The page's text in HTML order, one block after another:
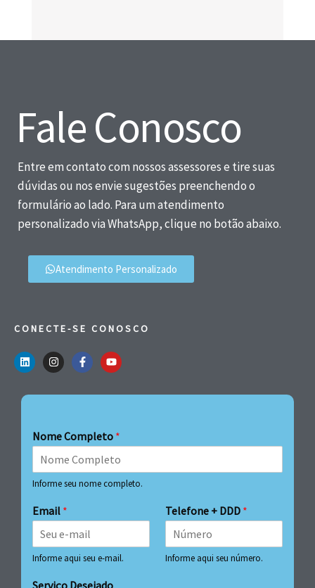
Fale Conosco
Entre em contato com nossos assessores e tire suas
dúvidas ou nos envie sugestões preenchendo o
formulário ao lado. Para um atendimento
personalizado via WhatsApp, clique no botão abaixo.
Atendimento Personalizado
CONECTE-SE CONOSCO
Nome Completo *
Informe seu nome completo.
Email *
Informe aqui seu e-mail.
Telefone + DDD *
Informe aqui seu número.